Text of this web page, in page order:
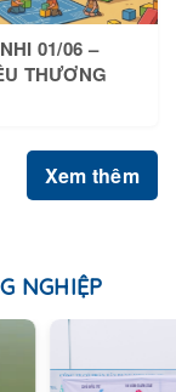
01/06 –
THƯƠNG